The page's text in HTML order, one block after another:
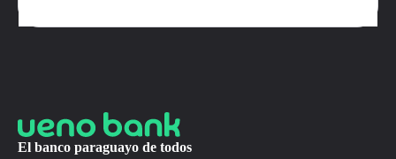
El banco paraguayo de todos